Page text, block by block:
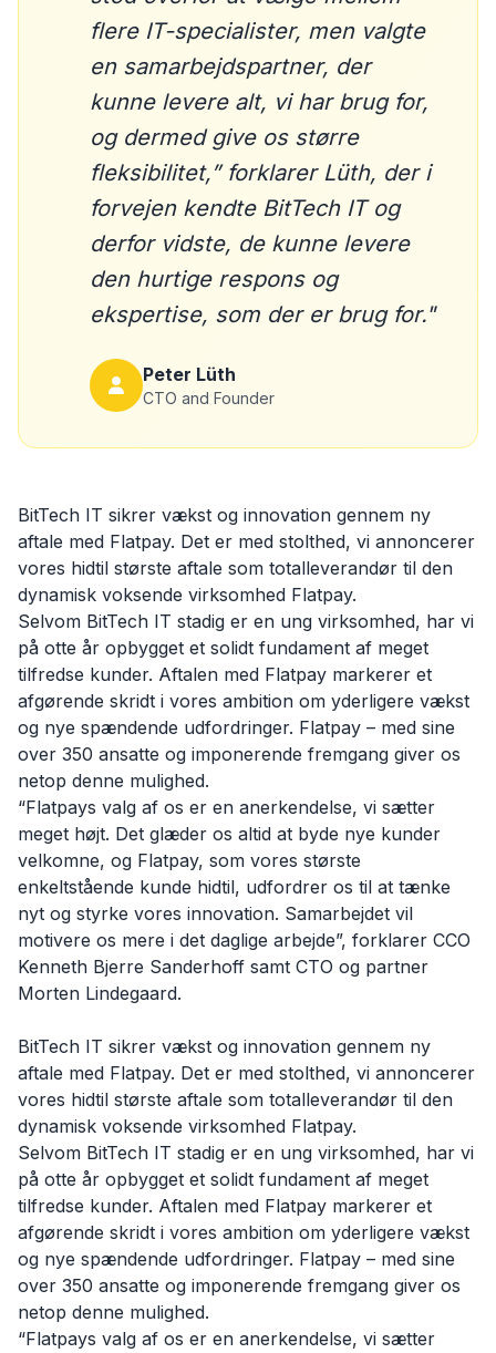
flere IT-specialister, men valgte
en samarbejdspartner, der
kunne levere alt, vi har brug for,
og dermed give os større
fleksibilitet,” forklarer Lüth, der i
forvejen kendte BitTech IT og
derfor vidste, de kunne levere
den hurtige respons og
ekspertise, som der er brug for."
Peter Lüth
CTO and Founder
BitTech IT sikrer vækst og innovation gennem ny
aftale med Flatpay. Det er med stolthed, vi annoncerer
vores hidtil største aftale som totalleverandør til den
dynamisk voksende virksomhed Flatpay.
Selvom BitTech IT stadig er en ung virksomhed, har vi
på otte år opbygget et solidt fundament af meget
tilfredse kunder. Aftalen med Flatpay markerer et
afgørende skridt i vores ambition om yderligere vækst
og nye spændende udfordringer. Flatpay – med sine
over 350 ansatte og imponerende fremgang giver os
netop denne mulighed.
“Flatpays valg af os er en anerkendelse, vi sætter
meget højt. Det glæder os altid at byde nye kunder
velkomne, og Flatpay, som vores største
enkeltstående kunde hidtil, udfordrer os til at tænke
nyt og styrke vores innovation. Samarbejdet vil
motivere os mere i det daglige arbejde”, forklarer CCO
Kenneth Bjerre Sanderhoff samt CTO og partner
Morten Lindegaard.
BitTech IT sikrer vækst og innovation gennem ny
aftale med Flatpay. Det er med stolthed, vi annoncerer
vores hidtil største aftale som totalleverandør til den
dynamisk voksende virksomhed Flatpay.
Selvom BitTech IT stadig er en ung virksomhed, har vi
på otte år opbygget et solidt fundament af meget
tilfredse kunder. Aftalen med Flatpay markerer et
afgørende skridt i vores ambition om yderligere vækst
og nye spændende udfordringer. Flatpay – med sine
over 350 ansatte og imponerende fremgang giver os
netop denne mulighed.
“Flatpays valg af os er en anerkendelse, vi sætter